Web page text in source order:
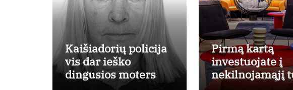
Kaišiadorių policija
vis dar ieško
dingusios moters
Pirmą kartą
investuojate į
nekilnojamąjį